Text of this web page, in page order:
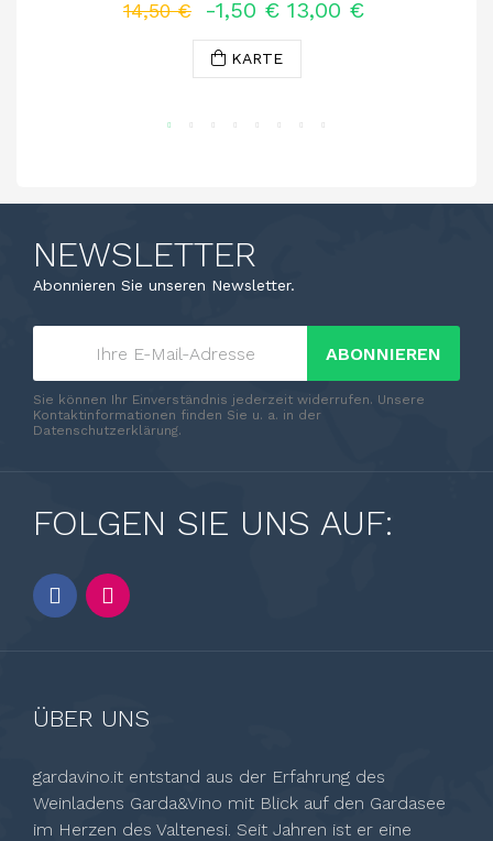
14,50 € -1,50 € 13,00 €
KARTE
NEWSLETTER
Abonnieren Sie unseren Newsletter.
ABONNIEREN
Sie können Ihr Einverständnis jederzeit widerrufen. Unsere
Kontaktinformationen finden Sie u. a. in der
Datenschutzerklärung.
FOLGEN SIE UNS AUF:
ÜBER UNS
gardavino.it entstand aus der Erfahrung des
Weinladens Garda&Vino mit Blick auf den Gardasee
im Herzen des Valtenesi. Seit Jahren ist er eine